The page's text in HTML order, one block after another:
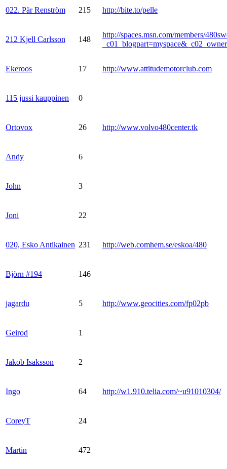
022. Pär Renström 215 http://bite.to/pelle
212 Kjell Carlsson 148
http://spaces.msn.com/members/
Ekeroos 17 http://www.attitudemotorclub.com
115 jussi kauppinen 0
Ortovox 26 http://www.volvo480center.tk
Andy 6
John 3
Joni 22
020, Esko Antikainen 231 http://web.comhem.se/eskoa/480
Björn #194 146
jagardu 5 http://www.geocities.com/fp02pb
Geirod 1
Jakob Isaksson 2
Ingo 64 http://w1.910.telia.com/~u91010304/
CoreyT 24
Martin 472